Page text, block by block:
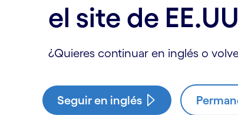
el site de
¿Quieres continuar en inglés o
Seguir en inglés